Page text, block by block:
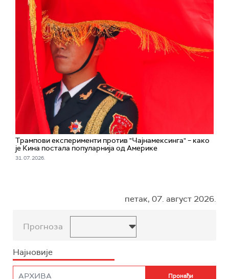
Трампови експерименти против "Чајнамексинга" – како
је Кина постала популарнија од Америке
31. 07. 2026.
петак, 07. август 2026.
Прогноза
Најновије